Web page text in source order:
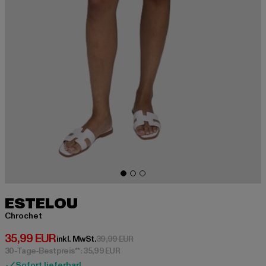
ESTELOU
Chrochet
35,99 EUR
Derzeitiger Preis: 35,99 EUR
inkl. MwSt.39,99 EURAktionspreis: 39,99 EUR
30-Tage-Bestpreis**: 35,99 EUR